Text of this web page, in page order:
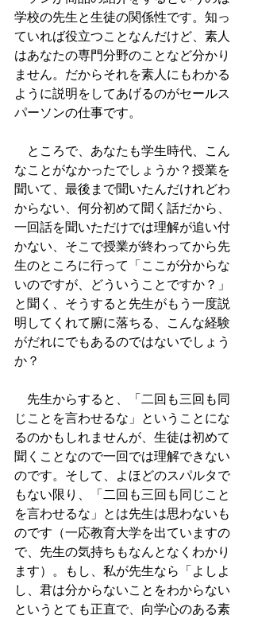
学校の先生と生徒の関係性です。知っ
ていれば役立つことなんだけど、素人
はあなたの専門分野のことなど分かり
ません。だからそれを素人にもわかる
ように説明をしてあげるのがセールス
パーソンの仕事です。
ところで、あなたも学生時代、こん
なことがなかったでしょうか？授業を
聞いて、最後まで聞いたんだけれどわ
からない、何分初めて聞く話だから、
一回話を聞いただけでは理解が追い付
かない、そこで授業が終わってから先
生のところに行って「ここが分からな
いのですが、どういうことですか？」
と聞く、そうすると先生がもう一度説
明してくれて腑に落ちる、こんな経験
がだれにでもあるのではないでしょう
か？
先生からすると、「二回も三回も同
じことを言わせるな」ということにな
るのかもしれませんが、生徒は初めて
聞くことなので一回では理解できない
のです。そして、よほどのスパルタで
もない限り、「二回も三回も同じこと
を言わせるな」とは先生は思わないも
のです（一応教育大学を出ていますの
で、先生の気持ちもなんとなくわかり
ます）。もし、私が先生なら「よしよ
し、君は分からないことをわからない
というとても正直で、向学心のある素